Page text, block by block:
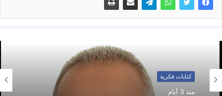
كتابات فكرية
منذ 3 أيام